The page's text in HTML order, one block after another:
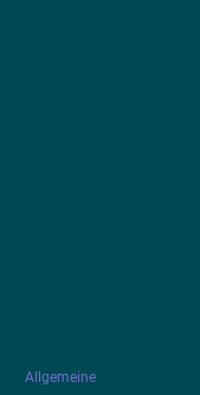
Allgemeine